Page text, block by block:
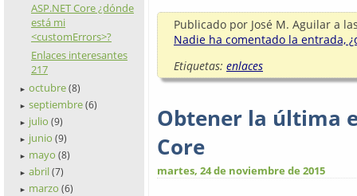
ASP.NET Core ¿dónde
está mi
<customErrors>?
Enlaces interesantes
217
► octubre (8)
► septiembre (6)
► julio (9)
► junio (9)
► mayo (8)
► abril (7)
► marzo (6)
Publicado por José M. Aguilar a
Nadie ha comentado la entrada,
Etiquetas: enlaces
Obtener la última
Core
martes, 24 de noviembre de 2015